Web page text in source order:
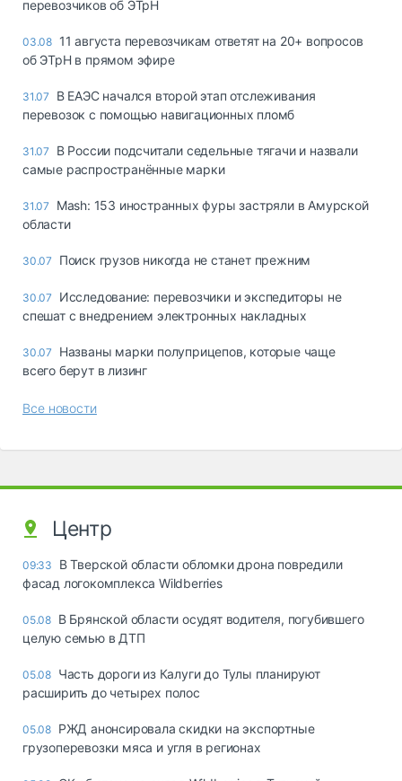
перевозчиков об ЭТрН
03.08 11 августа перевозчикам ответят на 20+ вопросов
об ЭТрН в прямом эфире
31.07
В ЕАЭС начался второй этап отслеживания
перевозок с помощью навигационных пломб
31.07
В России подсчитали седельные тягачи и назвали
самые распространённые марки
31.07
Mash: 153 иностранных фуры застряли в Амурской
области
30.07 Поиск грузов никогда не станет прежним
30.07
Исследование: перевозчики и экспедиторы не
спешат с внедрением электронных накладных
30.07
Названы марки полуприцепов, которые чаще
всего берут в лизинг
Все новости
Центр
09:33
В Тверской области обломки дрона повредили
фасад логокомплекса Wildberries
05.08 В Брянской области осудят водителя, погубившего
целую семью в ДТП
05.08 Часть дороги из Калуги до Тулы планируют
расширить до четырех полос
05.08 РЖД анонсировала скидки на экспортные
грузоперевозки мяса и угля в регионах